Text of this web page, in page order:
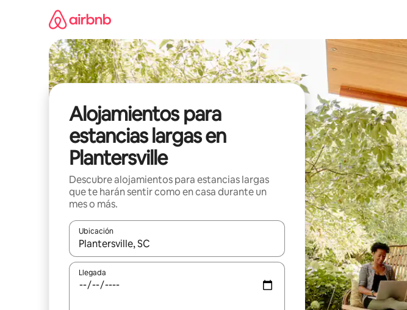
Alojamientos para
estancias largas en
Plantersville
Descubre alojamientos para estancias largas
que te harán sentir como en casa durante un
mes o más.
Ubicación
Cuando los resultados estén disponibles, podrás navegar usando las teclas de las
Llegada